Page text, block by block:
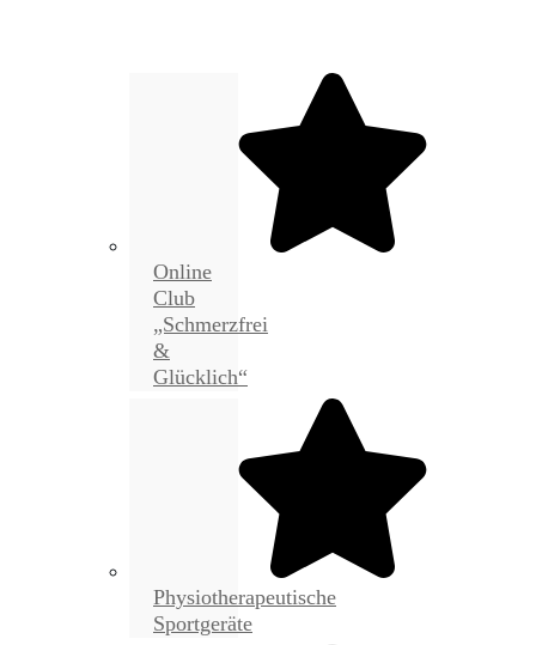
Online
Club
„Schmerzfrei
&
Glücklich“
Physiotherapeutische
Sportgeräte